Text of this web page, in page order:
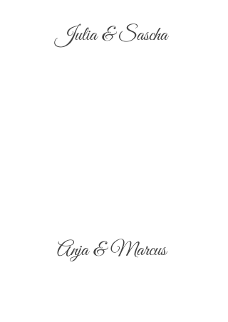
Julia & Sascha
Anja & Marcus